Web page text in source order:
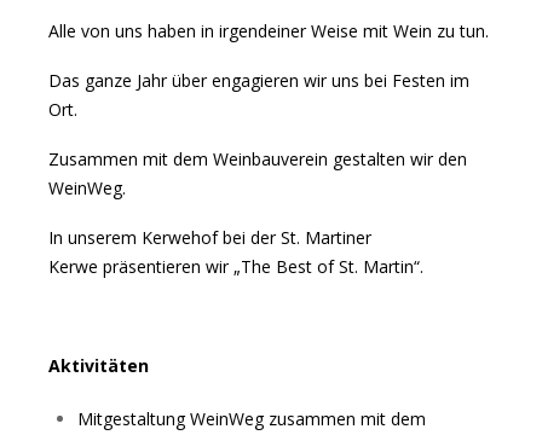
Alle von uns haben in irgendeiner Weise mit Wein zu tun.
Das ganze Jahr über engagieren wir uns bei Festen im
Ort.
Zusammen mit dem Weinbauverein gestalten wir den
WeinWeg.
In unserem Kerwehof bei der St. Martiner
Kerwe präsentieren wir „The Best of St. Martin“.
Aktivitäten
Mitgestaltung WeinWeg zusammen mit dem